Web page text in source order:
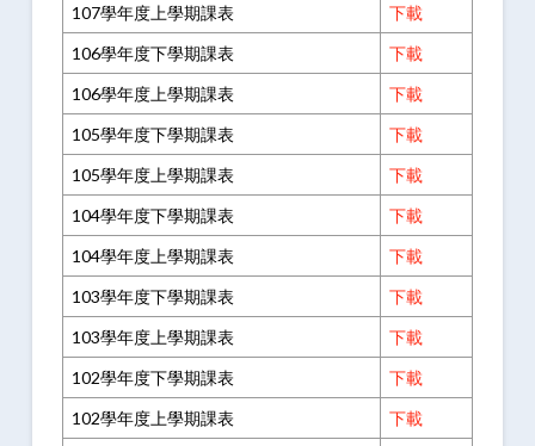
107學年度上學期課表
下載
106學年度下學期課表
下載
106學年度上學期課表
下載
105學年度下學期課表
下載
105學年度上學期課表
下載
104學年度下學期課表
下載
104學年度上學期課表
下載
103學年度下學期課表
下載
103學年度上學期課表
下載
102學年度下學期課表
下載
102學年度上學期課表
下載